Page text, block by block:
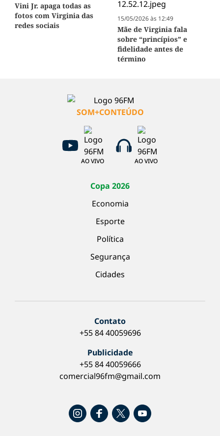
Vini Jr. apaga todas as
fotos com Virginia das
redes sociais
15/05/2026 às 12:49
Mãe de Virginia fala
sobre “princípios” e
fidelidade antes de
término
SOM+CONTEÚDO
AO VIVO AO VIVO
Copa 2026
Economia
Esporte
Política
Segurança
Cidades
Contato
+55 84 40059696
Publicidade
+55 84 40059666
comercial96fm@gmail.com